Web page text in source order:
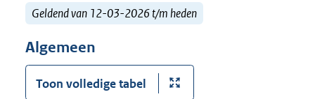
Geldend van 12-03-2026 t/m heden
Algemeen
Toon volledige tabel